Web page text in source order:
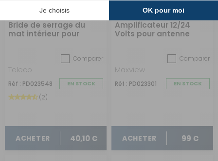
Bride de serrage du
mat intérieur pour
Comparer
Teleco
Réf : PD023548 EN STOCK
(2)
ACHETER 40,10 €
Amplificateur 12/24
Volts pour antenne
Comparer
Maxview
Réf : PD023301 EN STOCK
ACHETER 99 €